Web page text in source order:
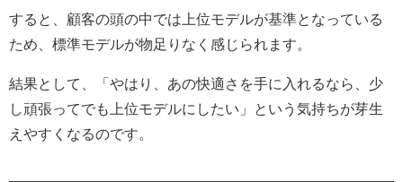
すると、顧客の頭の中では上位モデルが基準となっている
ため、標準モデルが物足りなく感じられます。
結果として、「やはり、あの快適さを手に入れるなら、少
し頑張ってでも上位モデルにしたい」という気持ちが芽生
えやすくなるのです。